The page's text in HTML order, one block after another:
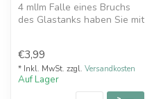
4 mlIm Falle eines Bruchs
des Glastanks haben Sie mit
€3,99
* Inkl. MwSt. zzgl. Versandkosten
Auf Lager